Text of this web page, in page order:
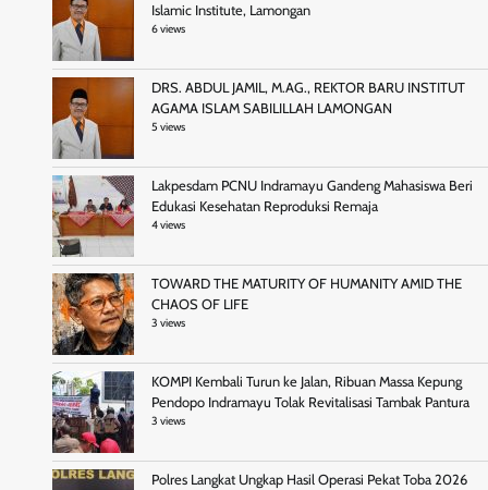
Islamic Institute, Lamongan
6 views
DRS. ABDUL JAMIL, M.AG., REKTOR BARU INSTITUT
AGAMA ISLAM SABILILLAH LAMONGAN
5 views
Lakpesdam PCNU Indramayu Gandeng Mahasiswa Beri
Edukasi Kesehatan Reproduksi Remaja
4 views
TOWARD THE MATURITY OF HUMANITY AMID THE
CHAOS OF LIFE
3 views
KOMPI Kembali Turun ke Jalan, Ribuan Massa Kepung
Pendopo Indramayu Tolak Revitalisasi Tambak Pantura
3 views
Polres Langkat Ungkap Hasil Operasi Pekat Toba 2026